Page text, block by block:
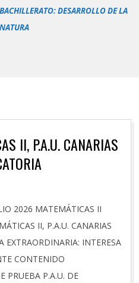
DESARROLLO DE LA
II, P.A.U. CANARIAS
2026 MATEMÁTICAS II
II, P.A.U. CANARIAS
EXTRAORDINARIA: INTERESA
CONTENIDO
PRUEBA P.A.U. DE